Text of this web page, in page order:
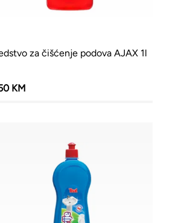
za čišćenje podova AJAX 1l
KM